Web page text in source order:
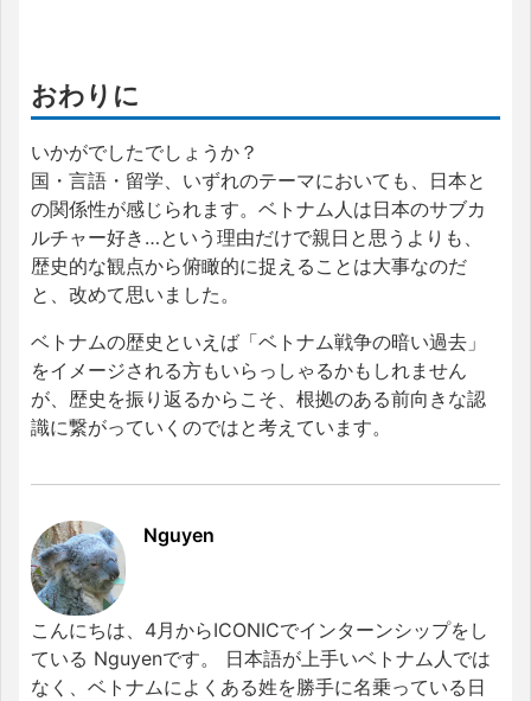
おわりに
いかがでしたでしょうか？
国・言語・留学、いずれのテーマにおいても、日本と
の関係性が感じられます。ベトナム人は日本のサブカ
ルチャー好き…という理由だけで親日と思うよりも、
歴史的な観点から俯瞰的に捉えることは大事なのだ
と、改めて思いました。
ベトナムの歴史といえば「ベトナム戦争の暗い過去」
をイメージされる方もいらっしゃるかもしれません
が、歴史を振り返るからこそ、根拠のある前向きな認
識に繋がっていくのではと考えています。
Nguyen
こんにちは、4月からICONICでインターンシップをし
ている Nguyenです。 日本語が上手いベトナム人では
なく、ベトナムによくある姓を勝手に名乗っている日